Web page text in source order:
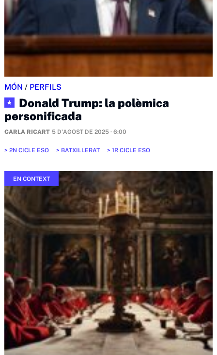
MÓN / PERFILS
★
Donald Trump: la polèmica
personificada
CARLA RICART 5 D'AGOST DE 2025 · 6:00
2N CICLE ESO BATXILLERAT 1R CICLE ESO
EN CONTEXT